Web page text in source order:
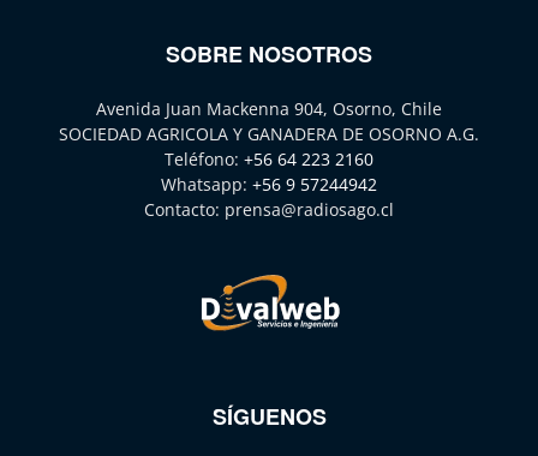
SOBRE NOSOTROS
Avenida Juan Mackenna 904, Osorno, Chile
SOCIEDAD AGRICOLA Y GANADERA DE OSORNO A.G.
Teléfono: +56 64 223 2160
Whatsapp: +56 9 57244942
Contacto: prensa@radiosago.cl
SÍGUENOS